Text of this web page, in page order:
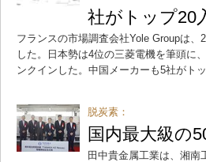
社がトップ20
フランスの市場調査会社Yole Groupは
した。日本勢は4位の三菱電機を筆頭に
ンクインした。中国メーカーも5社がト
脱炭素：
国内最大級の
田中貴金属工業は、湘南